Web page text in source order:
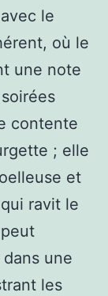
le
où le
une note
contente
; elle
et
ravit le
une
les